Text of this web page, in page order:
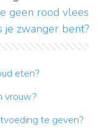
geen rood vlees
je zwanger bent?
eten?
vrouw?
te geven?